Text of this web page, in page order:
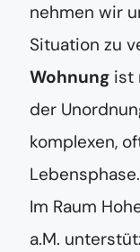
nehmen wir
Situation zu
Wohnung ist
der
komplexen,
Lebensphase.
Im Raum
a.M.